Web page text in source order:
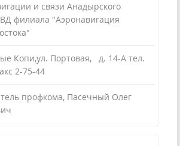
и связи Анадырского
филиала "Аэронавигация
Копи,ул. Портовая, д. 14-А тел.
2-75-44
профкома, Пасечный Олег